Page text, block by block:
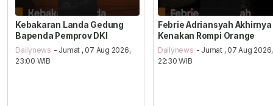
Kebakaran Landa Gedung
Bapenda Pemprov DKI
Dailynews - Jumat , 07 Aug 2026,
23:00 WIB
Febrie Adriansyah Akhirnya
Kenakan Rompi Orange
Dailynews - Jumat , 07 Aug 2026,
22:30 WIB